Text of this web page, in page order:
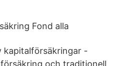
Fond alla
kapitalförsäkringar -
och traditionell